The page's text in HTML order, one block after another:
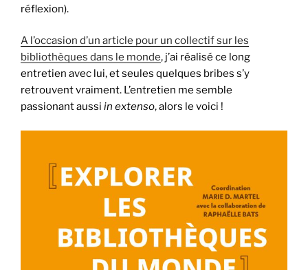
réflexion).
A l’occasion d’un article pour un collectif sur les
bibliothèques dans le monde, j’ai réalisé ce long
entretien avec lui, et seules quelques bribes s’y
retrouvent vraiment. L’entretien me semble
passionant aussi in extenso, alors le voici !